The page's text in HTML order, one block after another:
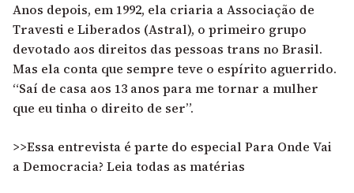
Anos depois, em 1992, ela criaria a Associação de
Travesti e Liberados (Astral), o primeiro grupo
devotado aos direitos das pessoas trans no Brasil.
Mas ela conta que sempre teve o espírito aguerrido.
“Saí de casa aos 13 anos para me tornar a mulher
que eu tinha o direito de ser”.
>>Essa entrevista é parte do especial Para Onde Vai
a Democracia? Leia todas as matérias